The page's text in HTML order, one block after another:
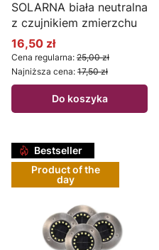
SOLARNA biała neutralna
z czujnikiem zmierzchu
Cena promocyjna
16,50 zł
Cena regularna: 25,00 zł
Najniższa cena: 17,50 zł
Do koszyka
Bestseller
Product of the
day